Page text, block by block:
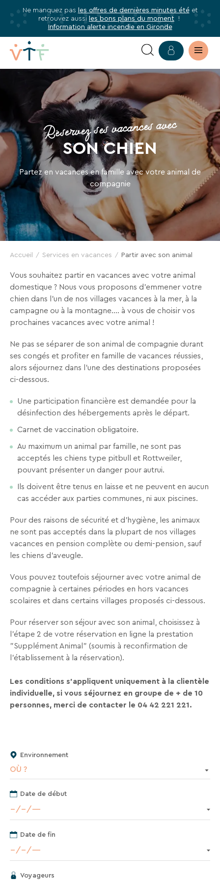
Ne manquez pas les offres de dernières minutes étéet
retrouvez aussiles bons plans du moment !
Information alerte incendie en Gironde
VACANCES
PARTIR
AVEC
SON
ANIMAL
Réservez ses vacances avec
SON CHIEN
Partez en vacances en famille avec votre animal de
compagnie
Accueil Services en vacances Partir avec son animal
Vous souhaitez partir en vacances avec votre animal
domestique ? Nous vous proposons d'emmener votre
chien dans l'un de nos villages vacances à la mer, à la
campagne ou à la montagne.... à vous de choisir vos
prochaines vacances avec votre animal !
Ne pas se séparer de son animal de compagnie durant
ses congés et profiter en famille de vacances réussies,
alors séjournez dans l'une des destinations proposées
ci-dessous.
Une participation financière est demandée pour la
désinfection des hébergements après le départ.
Carnet de vaccination obligatoire.
Au maximum un animal par famille, ne sont pas
acceptés les chiens type pitbull et Rottweiler,
pouvant présenter un danger pour autrui.
Ils doivent être tenus en laisse et ne peuvent en aucun
cas accéder aux parties communes, ni aux piscines.
Pour des raisons de sécurité et d’hygiène, les animaux
ne sont pas acceptés dans la plupart de nos villages
vacances en pension complète ou demi-pension, sauf
les chiens d'aveugle.
Vous pouvez toutefois séjourner avec votre animal de
compagnie à certaines périodes en hors vacances
scolaires et dans certains villages proposés ci-dessous.
Pour réserver son séjour avec son animal, choisissez à
l'étape 2 de votre réservation en ligne la prestation
"Supplément Animal" (soumis à reconfirmation de
l’établissement à la réservation).
Les conditions s'appliquent uniquement à la clientèle
individuelle, si vous séjournez en groupe de + de 10
personnes, merci de contacter le 04 42 221 221.
Environnement
OÙ ?
Date de début
Date de fin
Voyageurs
Abonnez-
vous
newsletter
Abonnez-
vous
pour
être
informé·e
de
tous
avantages
VTF,
des
offres
exclusives
et
des
bons
plans
vos
vacances
!
suffit
d’un
clic
Recevez
tous
les
15
jours,
dans
votre
boîte
mail,
les
nouveautés,
bons
plans,
promos,
idées
de
séjours
conseils
pratiques
pour
prochaines
vacances.
Votre
adresse
mail